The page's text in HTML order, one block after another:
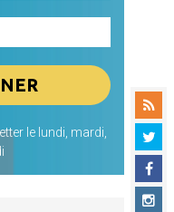
le lundi, mardi,